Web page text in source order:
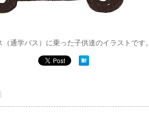
通学バス）に乗った子供達のイラストです。